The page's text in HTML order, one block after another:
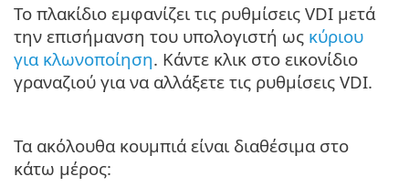
Το πλακίδιο εμφανίζει τις ρυθμίσεις VDI μετά
την επισήμανση του υπολογιστή ως κύριου
για κλωνοποίηση. Κάντε κλικ στο εικονίδιο
γραναζιού για να αλλάξετε τις ρυθμίσεις VDI.
Τα ακόλουθα κουμπιά είναι διαθέσιμα στο
κάτω μέρος: